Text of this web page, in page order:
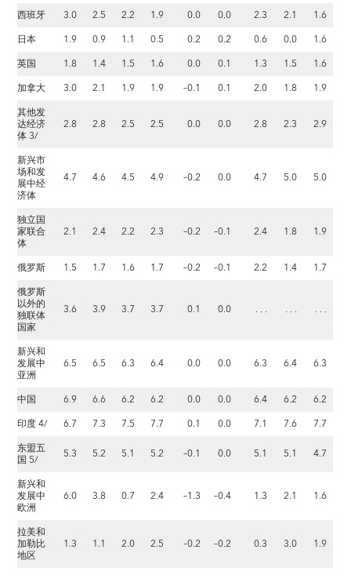
西班牙
3.0 2.5 2.2 1.9 0.0 0.0 2.3 2.1
1.6
日本
1.9 0.9 1.1 0.5 0.2 0.2 0.6 0.0
1.6
英国
1.8 1.4 1.5 1.6 0.0 0.1 1.3 1.5
1.6
加拿大
3.0 2.1 1.9 1.9 –0.1 0.1 2.0 1.8
1.9
其他发
达经济
体 3/
2.8 2.8 2.5 2.5 0.0 0.0 2.8 2.3 2.9
新兴市
场和发
展中经
济体
4.7 4.6 4.5 4.9 –0.2 0.0 4.7 5.0 5.0
独立国
家联合
体
2.1 2.4 2.2 2.3 –0.2 –0.1 2.4 1.8 1.9
俄罗斯 1.5 1.7 1.6 1.7 –0.2 –0.1 2.2 1.4
1.7
俄罗斯
以外的
独联体
国家
3.6 3.9 3.7 3.7 0.1 0.0 . . . . . . . . .
新兴和
发展中
亚洲
6.5 6.5 6.3 6.4 0.0 0.0 6.3 6.4 6.3
中国 6.9 6.6 6.2 6.2 0.0 0.0 6.4 6.2
6.2
印度 4/
6.7 7.3 7.5 7.7 0.1 0.0 7.1 7.6
7.7
东盟五
国 5/ 5.3 5.2 5.1 5.2 –0.1 0.0 5.1 5.1
4.7
新兴和
发展中
欧洲
6.0 3.8 0.7 2.4 –1.3 –0.4 1.3 2.1 1.6
拉美和
加勒比
地区
1.3 1.1 2.0 2.5 –0.2 –0.2 0.3 3.0 1.9